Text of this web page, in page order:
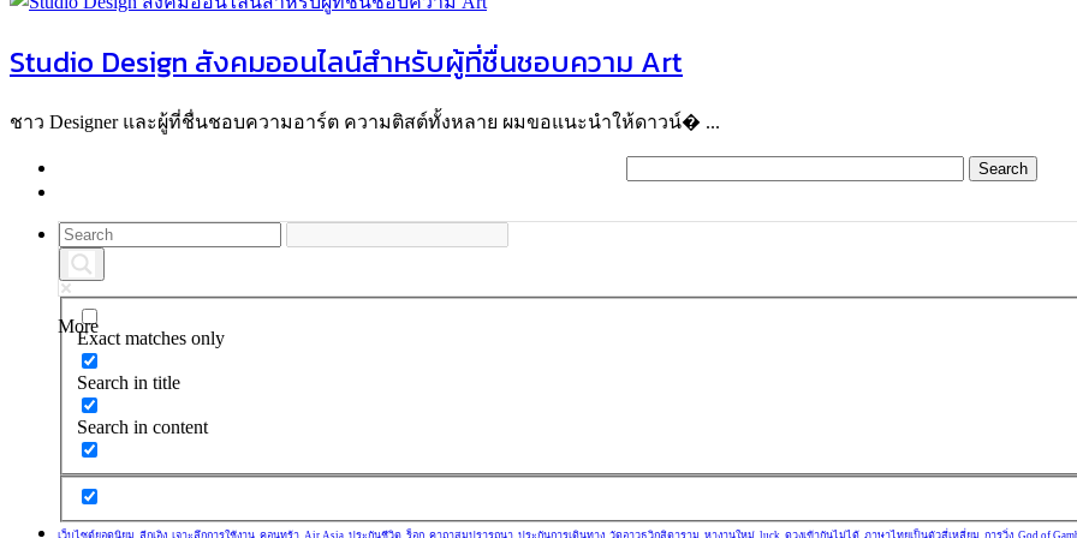
Studio Design สังคมออนไลน์สำหรับผู้ที่ชื่นชอบความ Art
ชาว Designer และผู้ที่ชื่นชอบความอาร์ต ความติสต์ทั้งหลาย ผมขอแนะนำให้ดาวน์� ...
More
Exact matches only
Search in title
Search in content